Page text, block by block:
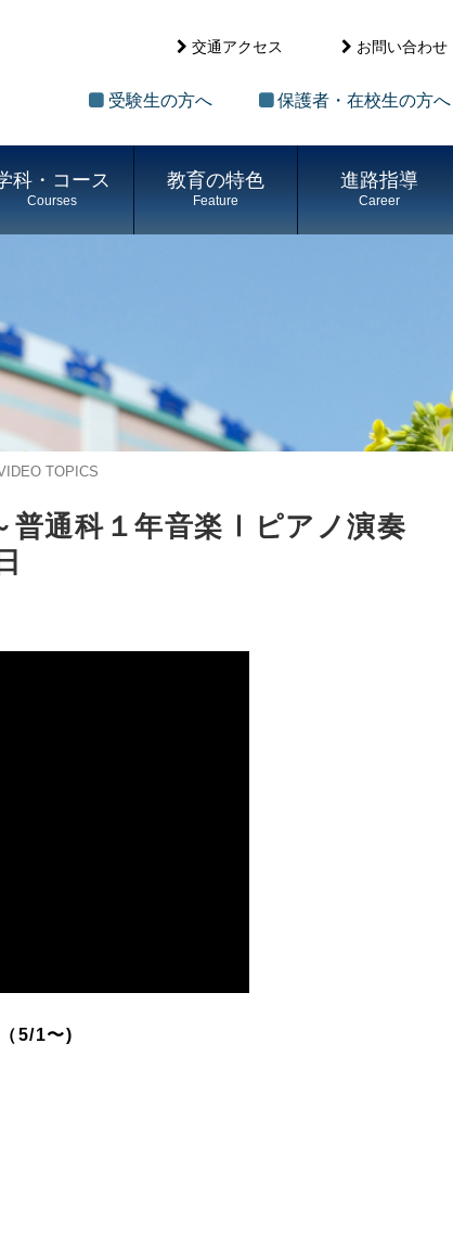
交通アクセス お問い合わせ
受験生の方へ 保護者・在校生の方へ
科・コース
Courses
教育の特色
Feature
進路指導
Career
TOPICS
通科１年音楽Ⅰピアノ演奏
5/1〜)